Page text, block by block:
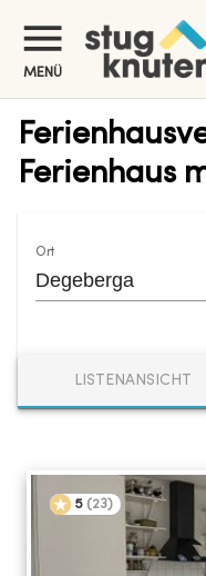
MENÜ
Ferienhaus
Ort
LISTENANSICHT
5 (23)